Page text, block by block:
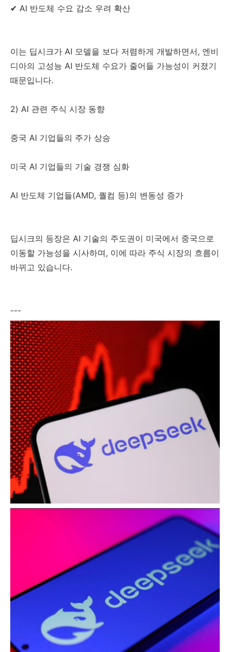
✔ AI 반도체 수요 감소 우려 확산
이는 딥시크가 AI 모델을 보다 저렴하게 개발하면서, 엔비
디아의 고성능 AI 반도체 수요가 줄어들 가능성이 커졌기
때문입니다.
2) AI 관련 주식 시장 동향
중국 AI 기업들의 주가 상승
미국 AI 기업들의 기술 경쟁 심화
AI 반도체 기업들(AMD, 퀄컴 등)의 변동성 증가
딥시크의 등장은 AI 기술의 주도권이 미국에서 중국으로
이동할 가능성을 시사하며, 이에 따라 주식 시장의 흐름이
바뀌고 있습니다.
---